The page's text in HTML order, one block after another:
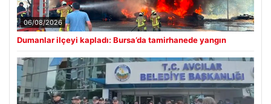
06/08/2026
Dumanlar ilçeyi kapladı: Bursa’da tamirhanede yangın